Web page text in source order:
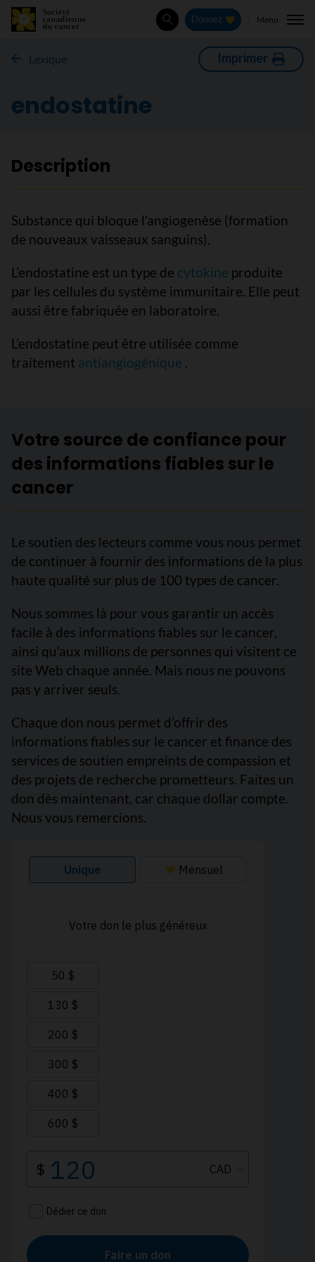
Rechercher
Donnez Menu
Lexique Imprimer
endostatine
Description
Substance qui bloque l’angiogenèse (formation
de nouveaux vaisseaux sanguins).
L’endostatine est un type de cytokine produite
par les cellules du système immunitaire. Elle peut
aussi être fabriquée en laboratoire.
L’endostatine peut être utilisée comme
traitement antiangiogénique .
Votre source de confiance pour
des informations fiables sur le
cancer
Le soutien des lecteurs comme vous nous permet
de continuer à fournir des informations de la plus
haute qualité sur plus de 100 types de cancer.
Nous sommes là pour vous garantir un accès
facile à des informations fiables sur le cancer,
ainsi qu’aux millions de personnes qui visitent ce
site Web chaque année. Mais nous ne pouvons
pas y arriver seuls.
Chaque don nous permet d’offrir des
informations fiables sur le cancer et finance des
services de soutien empreints de compassion et
des projets de recherche prometteurs. Faites un
don dès maintenant, car chaque dollar compte.
Nous vous remercions.